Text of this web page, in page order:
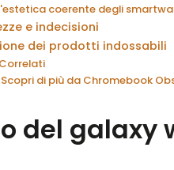
coerente degli
e indecisioni
dei prodotti indossabili
Correlati
Scopri di più da Chromebook
del galaxy